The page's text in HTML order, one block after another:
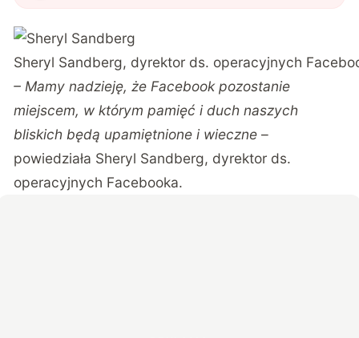
Sheryl Sandberg, dyrektor ds. operacyjnych
– Mamy nadzieję, że Facebook pozostanie
miejscem, w którym pamięć i duch naszych
bliskich będą upamiętnione i wieczne –
powiedziała Sheryl Sandberg, dyrektor ds.
operacyjnych Facebooka.